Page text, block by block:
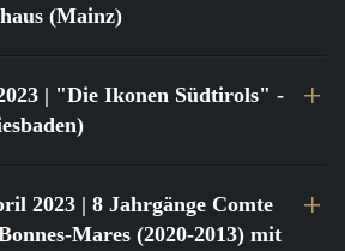
(Mainz)
| "Die Ikonen Südtirols" -
2023 | 8 Jahrgänge Comte
Mares (2020-2013) mit